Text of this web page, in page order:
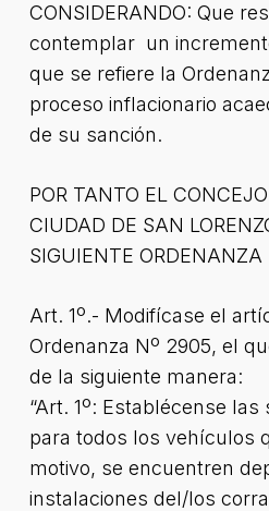
CONSIDERANDO: Que
contemplar un
que se refiere la
proceso inflacionario
de su sanción.
POR TANTO EL
CIUDAD DE SAN
SIGUIENTE ORDENANZA
Art. 1º.- Modifícase el
Ordenanza Nº 2905, el
de la siguiente manera:
“Art. 1º: Establécense
para todos los vehículos
motivo, se encuentren
instalaciones del/los